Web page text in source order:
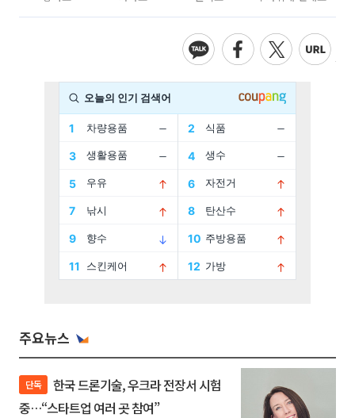
주요뉴스
단독
중…“스타트업 여러 곳 참여”